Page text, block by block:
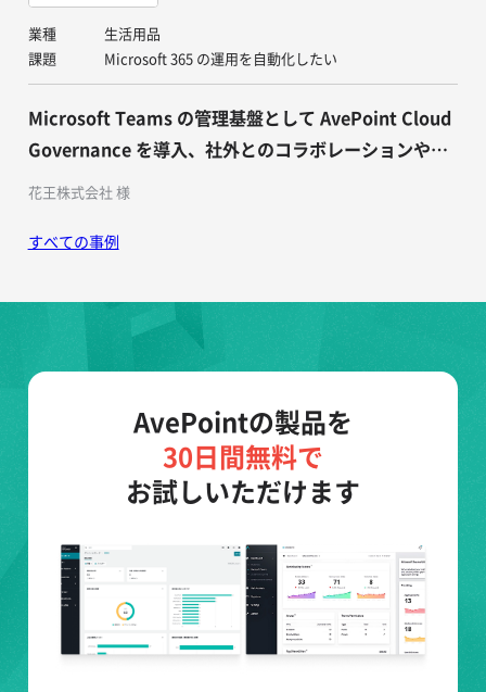
業種
生活用品
課題
Microsoft 365 の運用を自動化したい
Microsoft Teams の管理基盤として AvePoint Cloud
Governance を導入、社外とのコラボレーションや権
限管理、ライフサイクル管理を効率的に実現可能に
花王株式会社 様
すべての事例
AvePointの製品を
30日間無料で
お試しいただけます